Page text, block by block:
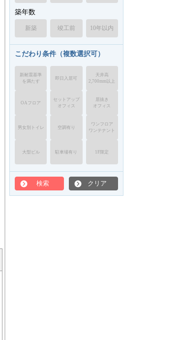
築年数
新築 竣工前 10年以内
こだわり条件（複数選択可）
新耐震基準
を満たす
即日入居可
天井高
2,700mm以上
OAフロア
セットアップ
オフィス
居抜き
オフィス
男女別トイレ 空調有り
ワンフロア
ワンテナント
大型ビル 駐車場有り 1F限定
検索 クリア